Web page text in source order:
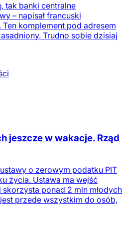
tak banki centralne
– napisał francuski
komplement pod adresem
Trudno sobie dzisiaj
jeszcze w wakacje. Rząd
o zerowym podatku PIT
życia. Ustawa ma wejść
ponad 2 mln młodych
przede wszystkim do osób,